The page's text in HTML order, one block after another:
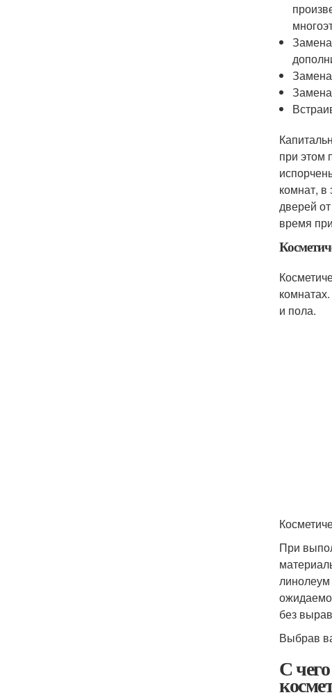
Замена
при этом
комнат, в
дверей
время
и пола.
При
без
Выбрав
С